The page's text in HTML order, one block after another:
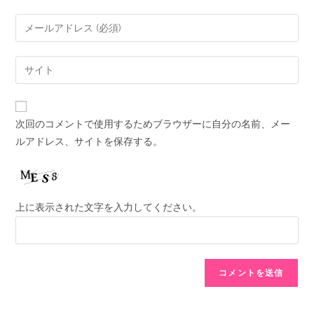
次回のコメントで使用するためブラウザーに自分の名前、メー
ルアドレス、サイトを保存する。
上に表示された文字を入力してください。